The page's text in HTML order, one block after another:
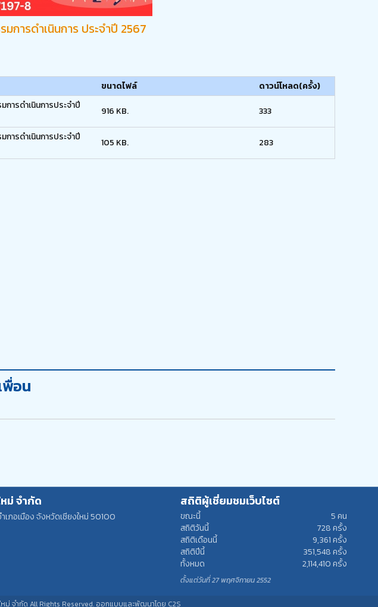
การดำเนินการ ประจำปี 2567
ขนาดไฟล์
ดาวน์โหลด(ครั้ง)
ารดำเนินการประจำปี
916 KB. 333
ารดำเนินการประจำปี
105 KB. 283
พื่อน
ม่ จำกัด
ภอเมือง จังหวัดเชียงใหม่ 50100
สถิติผู้เชี่ยมชมเว็บไซต์
ขณะนี้ 5คน
สถิติวันนี้
728ครั้ง
สถิติเดือนนี้
9,361ครั้ง
สถิติปีนี้
351,548ครั้ง
ทั้งหมด
2,114,410ครั้ง
ตั้งแต่วันที่ 27 พฤศจิกายน 2552
จำกัด All Rights Reserved. ออกแบบและพัฒนาโดย C2S